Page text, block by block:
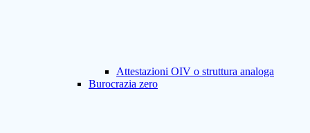
Attestazioni OIV o struttura analoga
Burocrazia zero